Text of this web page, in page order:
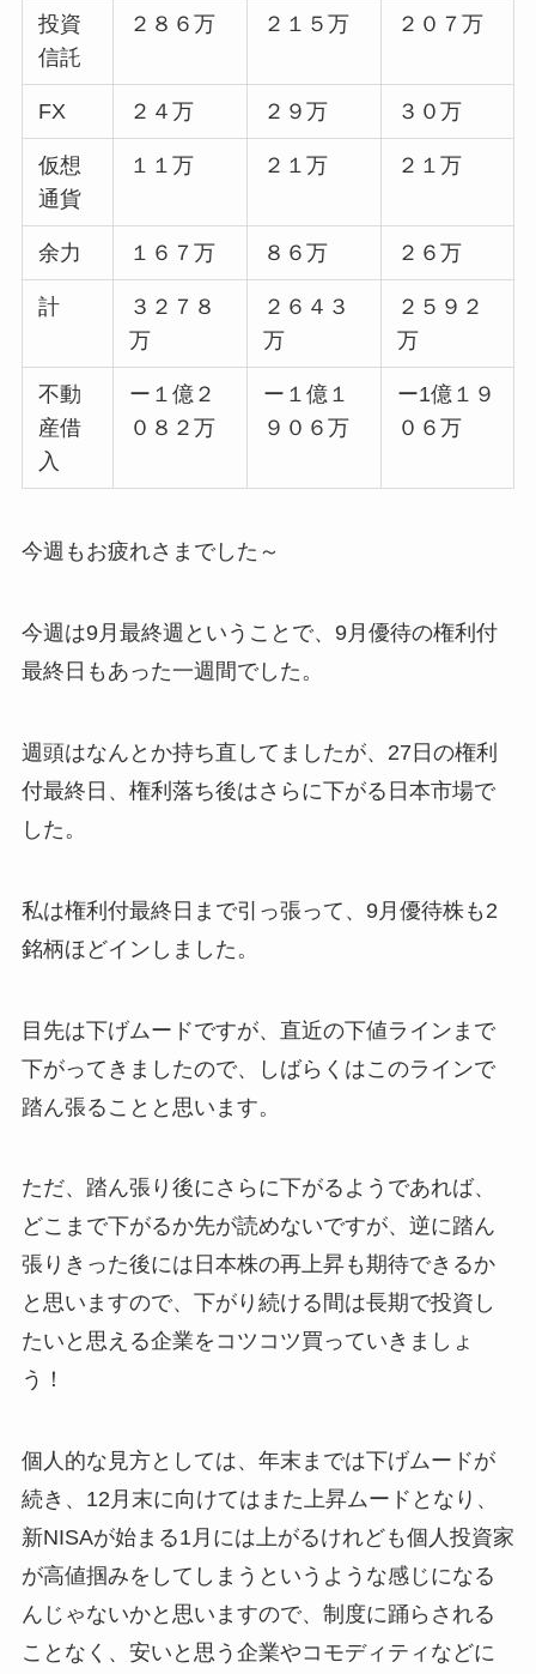
投資
信託
２８６万 ２１５万 ２０７万
FX ２４万 ２９万 ３０万
仮想
通貨
１１万 ２１万 ２１万
余力 １６７万 ８６万 ２６万
計
３２７８
万
２６４３
万
２５９２
万
不動
産借
入
ー１億２
０８２万
ー１億１
９０６万
ー1億１９
０６万
今週もお疲れさまでした～
今週は9月最終週ということで、9月優待の権利付
最終日もあった一週間でした。
週頭はなんとか持ち直してましたが、27日の権利
付最終日、権利落ち後はさらに下がる日本市場で
した。
私は権利付最終日まで引っ張って、9月優待株も2
銘柄ほどインしました。
目先は下げムードですが、直近の下値ラインまで
下がってきましたので、しばらくはこのラインで
踏ん張ることと思います。
ただ、踏ん張り後にさらに下がるようであれば、
どこまで下がるか先が読めないですが、逆に踏ん
張りきった後には日本株の再上昇も期待できるか
と思いますので、下がり続ける間は長期で投資し
たいと思える企業をコツコツ買っていきましょ
う！
個人的な見方としては、年末までは下げムードが
続き、12月末に向けてはまた上昇ムードとなり、
新NISAが始まる1月には上がるけれども個人投資家
が高値掴みをしてしまうというような感じになる
んじゃないかと思いますので、制度に踊らされる
ことなく、安いと思う企業やコモディティなどに